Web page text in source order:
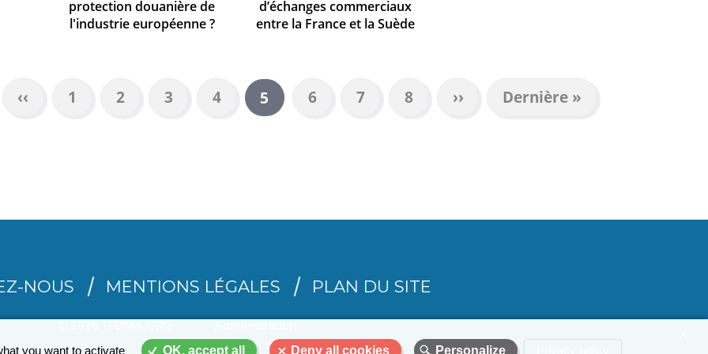
protection douanière de
l'industrie européenne ?
d’échanges commerciaux
entre la France et la Suède
Page
précédente
‹‹ Page
1 Page
2 Page
3 Page
4
Page
courante
5 Page
6 Page
7 Page
8
Page
suivante
››
Dernière
page
Dernière »
NOUS MENTIONS LÉGALES PLAN DU SITE
© 2026 TVDMA.ORG Administration
you want to activate
OK, accept all Deny all cookies Personalize